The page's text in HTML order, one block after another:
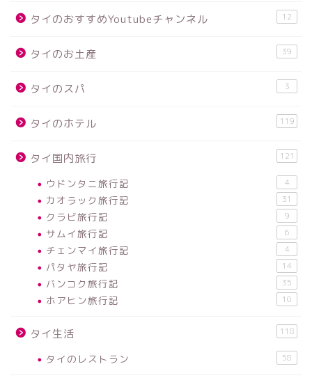
タイのおすすめYoutubeチャンネル 12
タイのお土産 39
タイのスパ 3
タイのホテル 119
タイ国内旅行 121
ウドンタニ旅行記 4
カオラック旅行記 31
クラビ旅行記 9
サムイ旅行記 6
チェンマイ旅行記 4
パタヤ旅行記 14
バンコク旅行記 35
ホアヒン旅行記 10
タイ生活 118
タイのレストラン 58